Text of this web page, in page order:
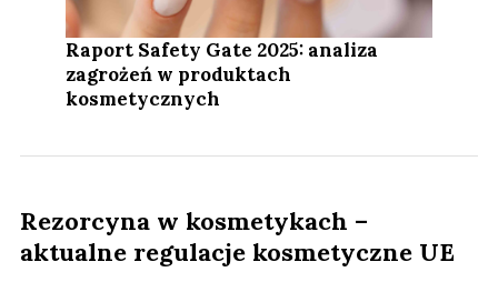
Raport Safety Gate 2025: analiza
zagrożeń w produktach
kosmetycznych
Rezorcyna w kosmetykach –
aktualne regulacje kosmetyczne UE